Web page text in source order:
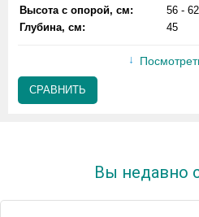
Высота с опорой, см:
56 - 62
Глубина, см:
45
СРАВНИТЬ
Вы недавно